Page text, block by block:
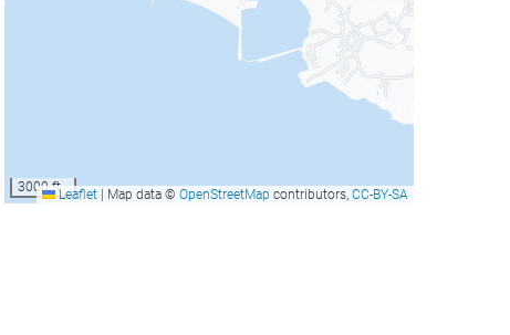
3000 ftLeaflet Map data © OpenStreetMap contributors, CC-BY-SA